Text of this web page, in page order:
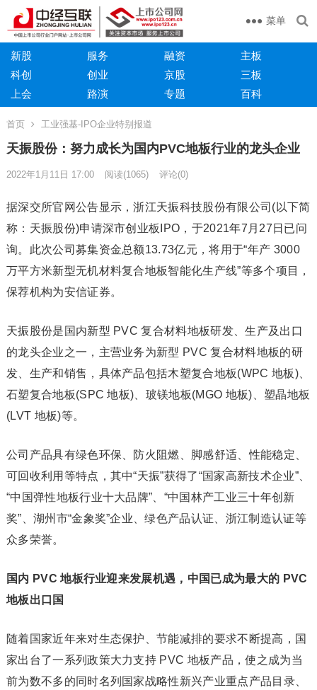
菜单
新股 服务 融资
主板
科创
创业 京股
三板
上会
路演 专题 百科
首页 工业强基-IPO企业特别报道
天振股份：努力成长为国内PVC地板行业的龙头企业
2022年1月11日 17:00 阅读(1065) 评论(0)
据深交所官网公告显示，浙江天振科技股份有限公司(以下简
称：天振股份)申请深市创业板IPO，于2021年7月27日已问
询。此次公司募集资金总额13.73亿元，将用于“年产 3000
万平方米新型无机材料复合地板智能化生产线”等多个项目，
保荐机构为安信证券。
天振股份是国内新型 PVC 复合材料地板研发、生产及出口
的龙头企业之一，主营业务为新型 PVC 复合材料地板的研
发、生产和销售，具体产品包括木塑复合地板(WPC 地板)、
石塑复合地板(SPC 地板)、玻镁地板(MGO 地板)、塑晶地板
(LVT 地板)等。
公司产品具有绿色环保、防火阻燃、脚感舒适、性能稳定、
可回收利用等特点，其中“天振”获得了“国家高新技术企业”、
“中国弹性地板行业十大品牌”、“中国林产工业三十年创新
奖”、湖州市“金象奖”企业、绿色产品认证、浙江制造认证等
众多荣誉。
国内 PVC 地板行业迎来发展机遇，中国已成为最大的 PVC
地板出口国
随着国家近年来对生态保护、节能减排的要求不断提高，国
家出台了一系列政策大力支持 PVC 地板产品，使之成为当
前为数不多的同时名列国家战略性新兴产业重点产品目录、